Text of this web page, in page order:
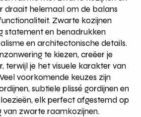
draait helemaal om de balans
Zwarte kozijnen
statement en benadrukken
en architectonische details.
te kiezen, creëer je
terwijl je het visuele karakter van
voorkomende keuzes zijn
subtiele plissé gordijnen en
elk perfect afgestemd op
van zwarte raamkozijnen.